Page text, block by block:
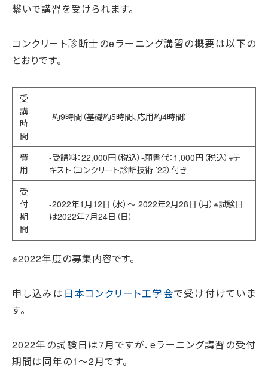
繋いで講習を受けられます。
コンクリート診断士のeラーニング講習の概要は以下の
とおりです。
受
講
時
間
-約9時間（基礎約5時間、応用約4時間）
費
用
-受講料：22,000円（税込）-願書代：1,000円（税込）※テ
キスト（コンクリート診断技術 ’22）付き
受
付
期
間
-2022年1月12日（水）～ 2022年2月28日（月）※試験日
は2022年7月24日（日）
※2022年度の募集内容です。
申し込みは 日本コンクリート工学会で受け付けていま
す。
2022年の試験日は7月ですが、eラーニング講習の受付
期間は同年の1～2月です。